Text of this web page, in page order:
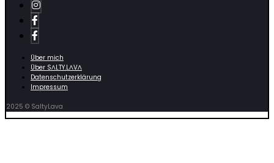
Über mich
Über SΛLTY.LΛVΛ
Datenschutzerklärung
Impressum
2025 © SaltyLava